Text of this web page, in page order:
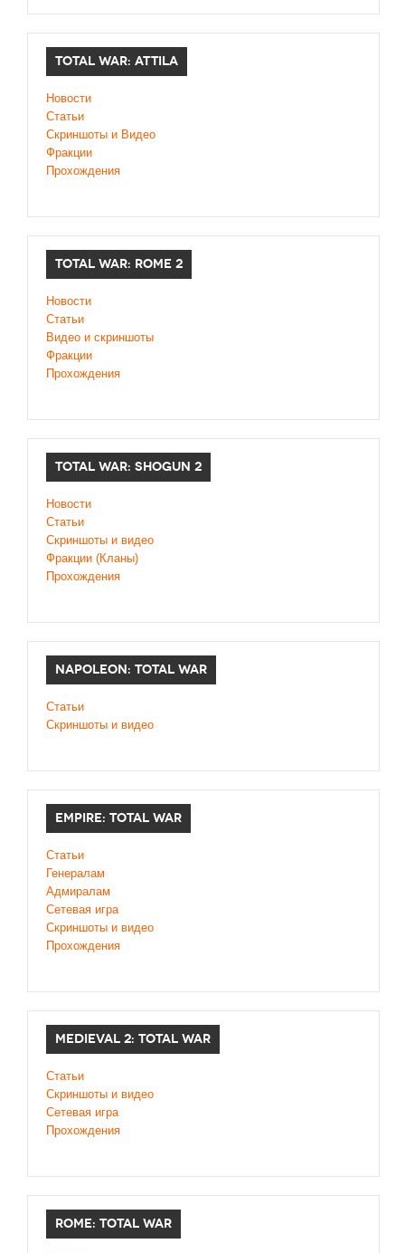
TOTAL WAR: ATTILA
Новости
Статьи
Скриншоты и Видео
Фракции
Прохождения
TOTAL WAR: ROME 2
Новости
Статьи
Видео и скриншоты
Фракции
Прохождения
TOTAL WAR: SHOGUN 2
Новости
Статьи
Cкриншоты и видео
Фракции (Кланы)
Прохождения
NAPOLEON: TOTAL WAR
Статьи
Скриншоты и видео
EMPIRE: TOTAL WAR
Статьи
Генералам
Адмиралам
Сетевая игра
Скриншоты и видео
Прохождения
MEDIEVAL 2: TOTAL WAR
Статьи
Скриншоты и видео
Сетевая игра
Прохождения
ROME: TOTAL WAR